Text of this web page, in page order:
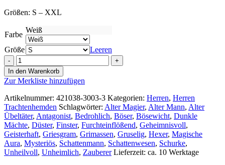
Größen: S – XXL
Farbe
Weiß
Größe
Leeren
Designer
Herren
Trachtenhemd
kurz
Modell
Almenweiß
&
Edelrausch
Menge
In den Warenkorb
Zur Merkliste hinzufügen
Artikelnummer: 421038-3003-3 Kategorien: Herren, Herren
Trachtenhemden Schlagwörter: Alter Magier, Alter Mann, Alter
Übeltäter, Antagonist, Bedrohlich, Böser, Bösewicht, Dunkle
Mächte, Düster, Finster, Furchteinflößend, Geheimnisvoll,
Geisterhaft, Griesgram, Grimassen, Gruselig, Hexer, Magische
Aura, Mysteriös, Schattenmann, Schattenwesen, Schurke,
Unheilvoll, Unheimlich, ZaubererLieferzeit: ca. 10 Werktage